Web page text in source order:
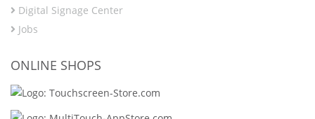
Digital Signage Center
Jobs
ONLINE SHOPS